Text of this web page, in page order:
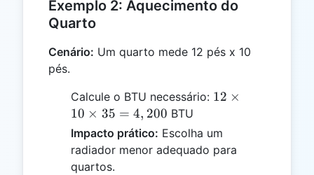
Exemplo 2: Aquecimento do
Quarto
Cenário: Um quarto mede 12 pés x 10
pés.
Calcule o BTU necessário: 12
10
\times
35 =
12 ×
10 × 35 = 4, 200 BTU
Impacto prático: Escolha um
radiador menor adequado para
quartos.